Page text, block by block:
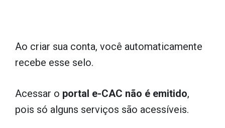
Ao criar sua conta, você automaticamente
recebe esse selo.
Acessar o portal e-CAC não é emitido,
pois só alguns serviços são acessíveis.